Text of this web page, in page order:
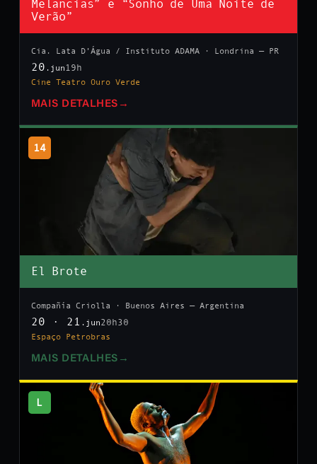
Melancias” e “Sonho de Uma Noite de
Verão”
Cia. Lata D’Água / Instituto ADAMA · Londrina — PR
20 .jun 19h
Cine Teatro Ouro Verde
MAIS DETALHES →
14
El Brote
Compañía Criolla · Buenos Aires — Argentina
20 · 21 .jun20h30
Espaço Petrobras
MAIS DETALHES →
L